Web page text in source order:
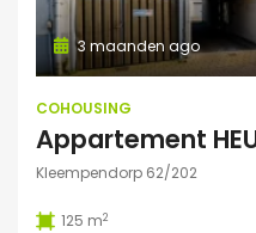
3 maanden ago
COHOUSING
Kleempendorp 62/202
125 m2